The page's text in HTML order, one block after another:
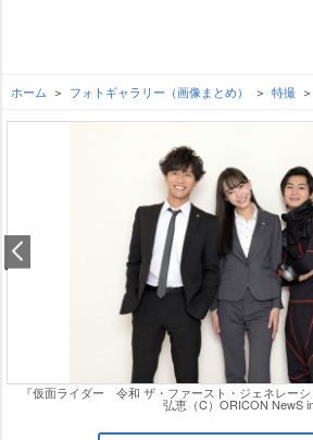
ホーム フォトギャラリー（画像まとめ） 特撮
『仮面ライダー 令和 ザ・ファースト・ジェネレー
弘恵（C）ORICON NewS